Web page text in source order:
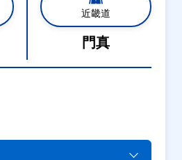
近畿道
門真